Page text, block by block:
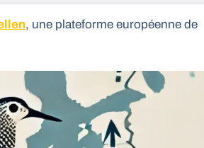
, une plateforme européenne de